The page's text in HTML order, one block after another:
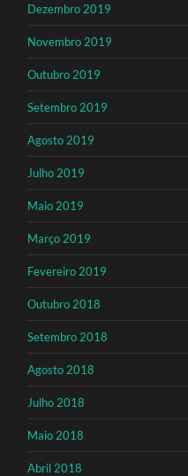
Dezembro 2019
Novembro 2019
Outubro 2019
Setembro 2019
Agosto 2019
Julho 2019
Maio 2019
Março 2019
Fevereiro 2019
Outubro 2018
Setembro 2018
Agosto 2018
Julho 2018
Maio 2018
Abril 2018